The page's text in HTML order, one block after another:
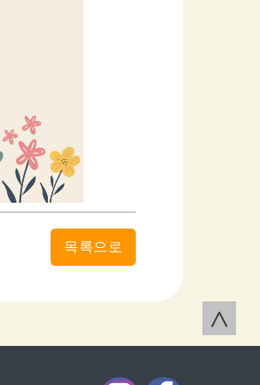
목록으로
∧